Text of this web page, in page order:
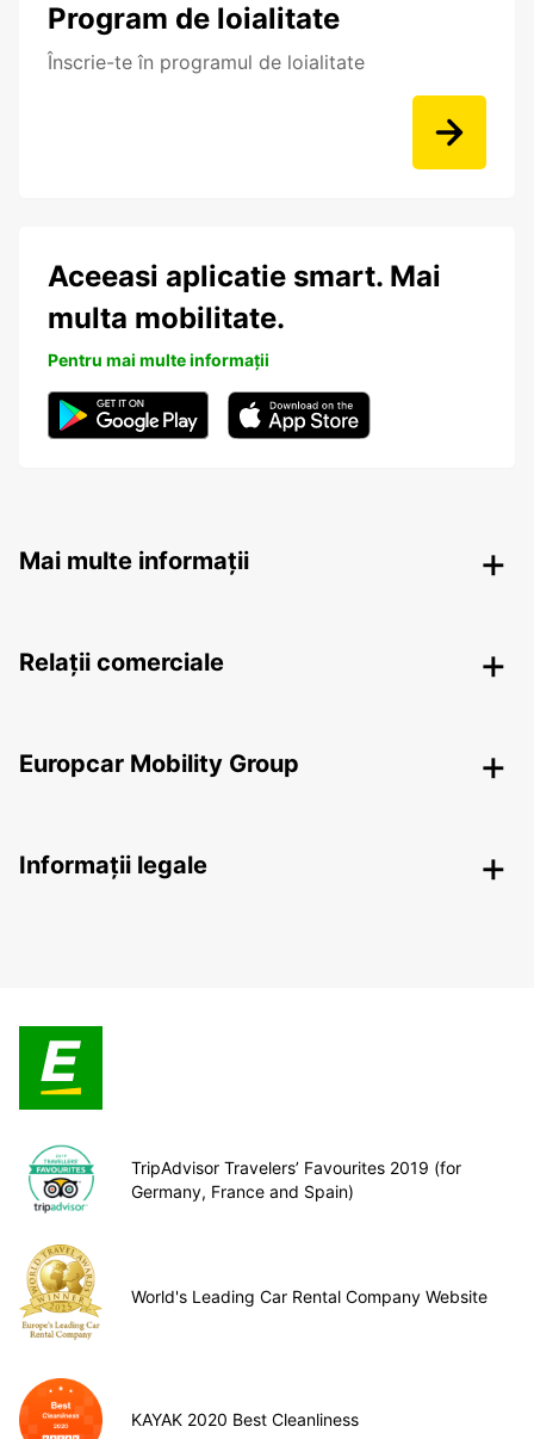
Program de loialitate
Înscrie-te în programul de loialitate
Aceeasi aplicatie smart. Mai
multa mobilitate.
Pentru mai multe informații
Mai multe informații
Relații comerciale
Europcar Mobility Group
Informații legale
TripAdvisor Travelers’ Favourites 2019 (for
Germany, France and Spain)
World's Leading Car Rental Company Website
KAYAK 2020 Best Cleanliness